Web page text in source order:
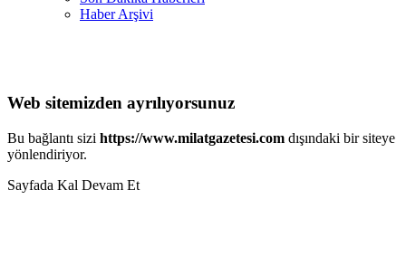
Haber Arşivi
Web sitemizden ayrılıyorsunuz
Bu bağlantı sizi https://www.milatgazetesi.com dışındaki bir siteye
yönlendiriyor.
Sayfada Kal Devam Et